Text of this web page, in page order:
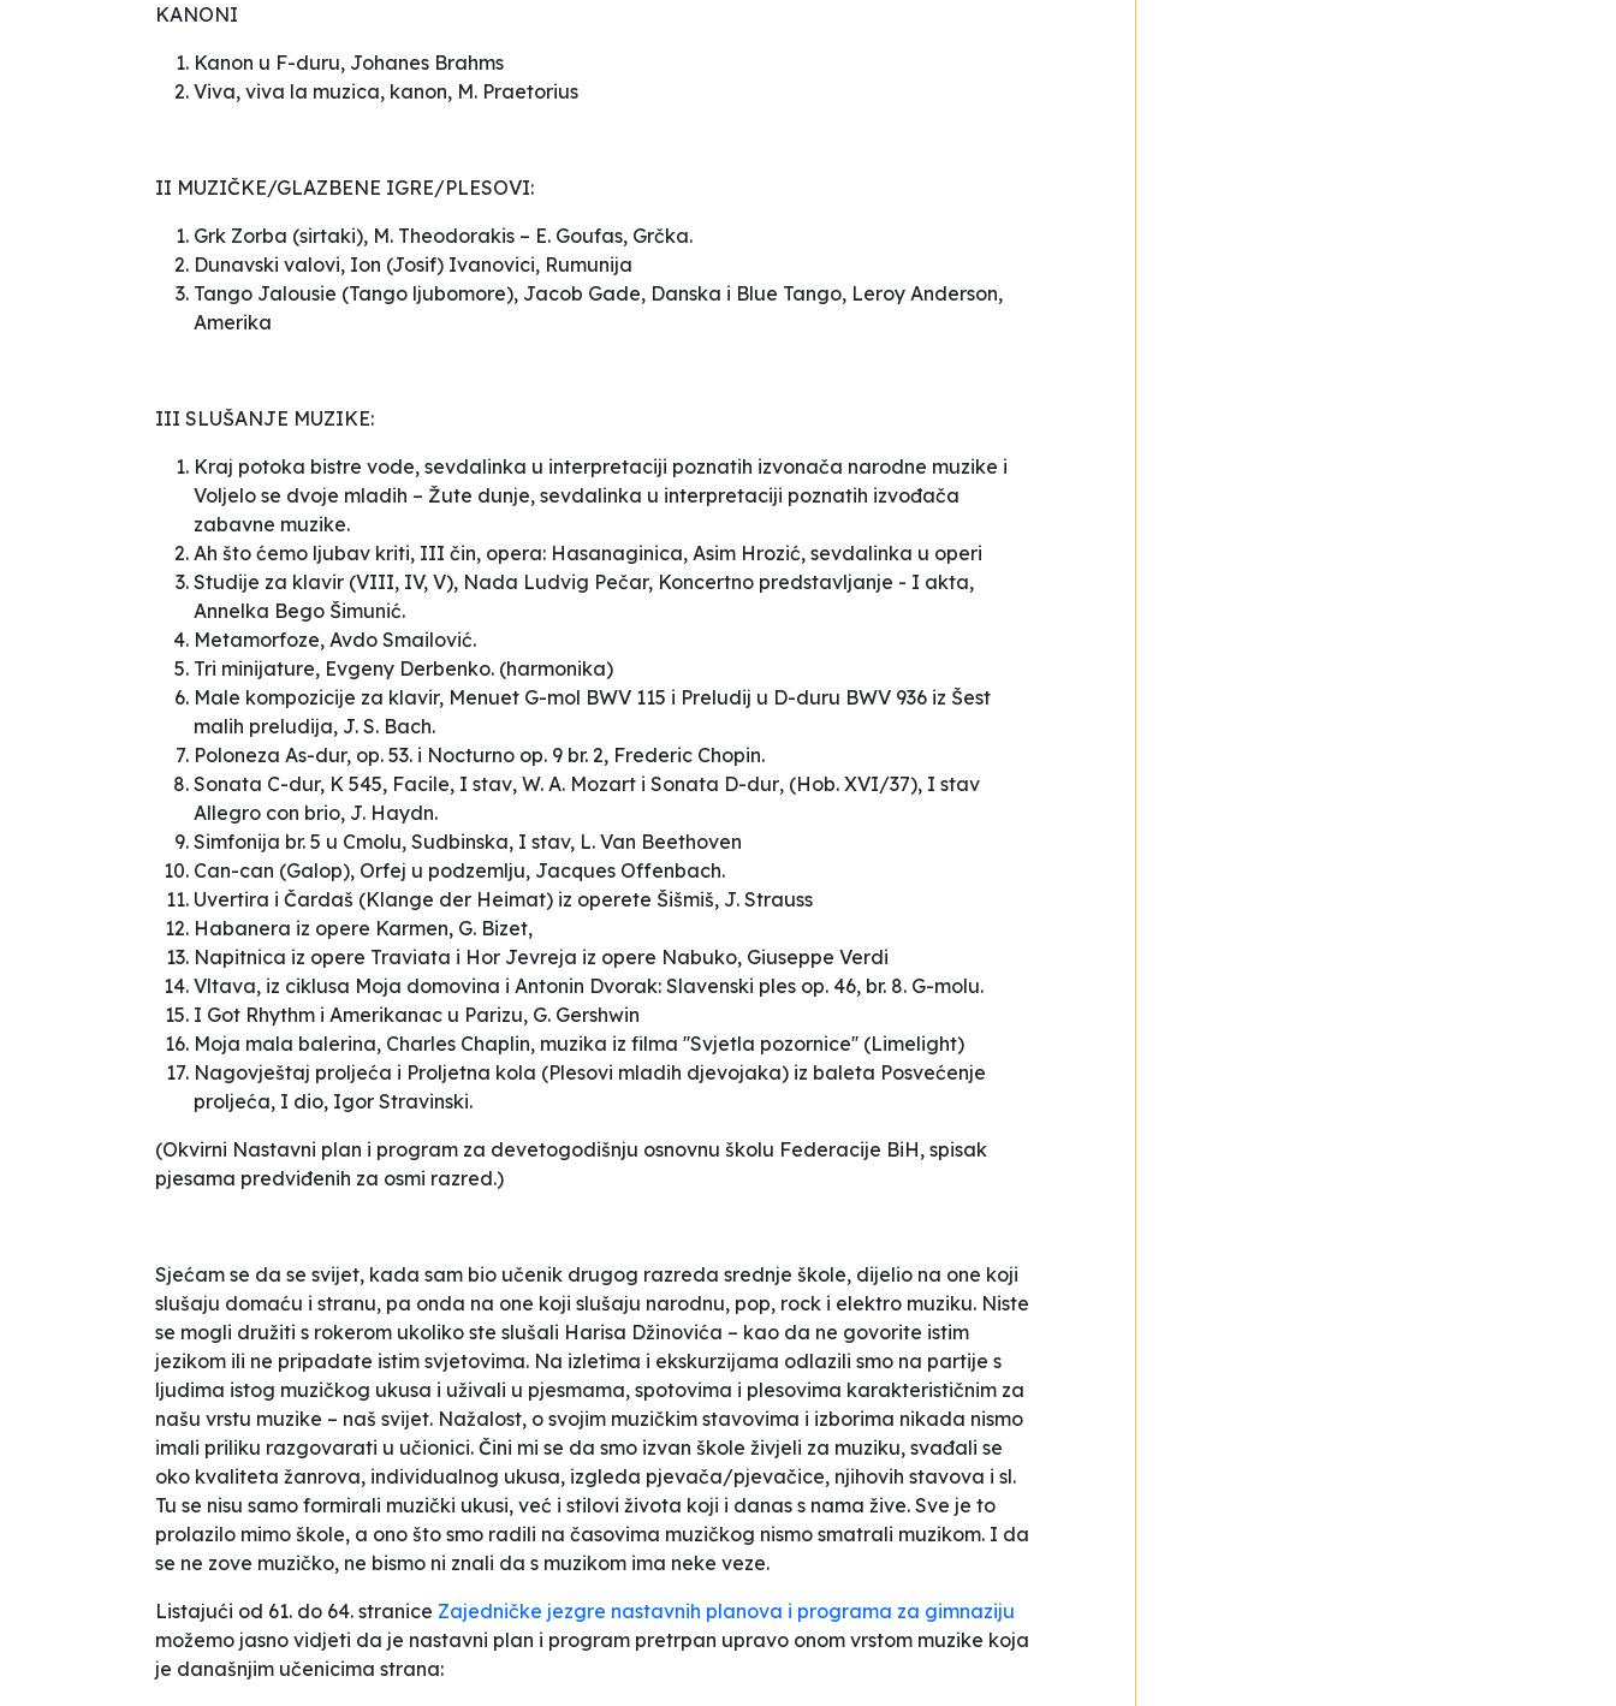
KANONI
Kanon u F-duru, Johanes Brahms
Viva, viva la muzica, kanon, M. Praetorius
II MUZIČKE/GLAZBENE IGRE/PLESOVI:
Grk Zorba (sirtaki), M. Theodorakis – E. Goufas, Grčka.
Dunavski valovi, Ion (Josif) Ivanovici, Rumunija
Tango Jalousie (Tango ljubomore), Jacob Gade, Danska i Blue Tango, Leroy Anderson,
Amerika
III SLUŠANJE MUZIKE:
Kraj potoka bistre vode, sevdalinka u interpretaciji poznatih izvonača narodne muzike i
Voljelo se dvoje mladih – Žute dunje, sevdalinka u interpretaciji poznatih izvođača
zabavne muzike.
Ah što ćemo ljubav kriti, III čin, opera: Hasanaginica, Asim Hrozić, sevdalinka u operi
Studije za klavir (VIII, IV, V), Nada Ludvig Pečar, Koncertno predstavljanje - I akta,
Annelka Bego Šimunić.
Metamorfoze, Avdo Smailović.
Tri minijature, Evgeny Derbenko. (harmonika)
Male kompozicije za klavir, Menuet G-mol BWV 115 i Preludij u D-duru BWV 936 iz Šest
malih preludija, J. S. Bach.
Poloneza As-dur, op. 53. i Nocturno op. 9 br. 2, Frederic Chopin.
Sonata C-dur, K 545, Facile, I stav, W. A. Mozart i Sonata D-dur, (Hob. XVI/37), I stav
Allegro con brio, J. Haydn.
Simfonija br. 5 u Cmolu, Sudbinska, I stav, L. Van Beethoven
Can-can (Galop), Orfej u podzemlju, Jacques Offenbach.
Uvertira i Čardaš (Klange der Heimat) iz operete Šišmiš, J. Strauss
Habanera iz opere Karmen, G. Bizet,
Napitnica iz opere Traviata i Hor Jevreja iz opere Nabuko, Giuseppe Verdi
Vltava, iz ciklusa Moja domovina i Antonin Dvorak: Slavenski ples op. 46, br. 8. G-molu.
I Got Rhythm i Amerikanac u Parizu, G. Gershwin
Moja mala balerina, Charles Chaplin, muzika iz filma ''Svjetla pozornice'' (Limelight)
Nagovještaj proljeća i Proljetna kola (Plesovi mladih djevojaka) iz baleta Posvećenje
proljeća, I dio, Igor Stravinski.
(Okvirni Nastavni plan i program za devetogodišnju osnovnu školu Federacije BiH, spisak
pjesama predviđenih za osmi razred.)
Sjećam se da se svijet, kada sam bio učenik drugog razreda srednje škole, dijelio na one koji
slušaju domaću i stranu, pa onda na one koji slušaju narodnu, pop, rock i elektro muziku. Niste
se mogli družiti s rokerom ukoliko ste slušali Harisa Džinovića – kao da ne govorite istim
jezikom ili ne pripadate istim svjetovima. Na izletima i ekskurzijama odlazili smo na partije s
ljudima istog muzičkog ukusa i uživali u pjesmama, spotovima i plesovima karakterističnim za
našu vrstu muzike – naš svijet. Nažalost, o svojim muzičkim stavovima i izborima nikada nismo
imali priliku razgovarati u učionici. Čini mi se da smo izvan škole živjeli za muziku, svađali se
oko kvaliteta žanrova, individualnog ukusa, izgleda pjevača/pjevačice, njihovih stavova i sl.
Tu se nisu samo formirali muzički ukusi, već i stilovi života koji i danas s nama žive. Sve je to
prolazilo mimo škole, a ono što smo radili na časovima muzičkog nismo smatrali muzikom. I da
se ne zove muzičko, ne bismo ni znali da s muzikom ima neke veze.
Listajući od 61. do 64. stranice Zajedničke jezgre nastavnih planova i programa za gimnaziju
možemo jasno vidjeti da je nastavni plan i program pretrpan upravo onom vrstom muzike koja
je današnjim učenicima strana: